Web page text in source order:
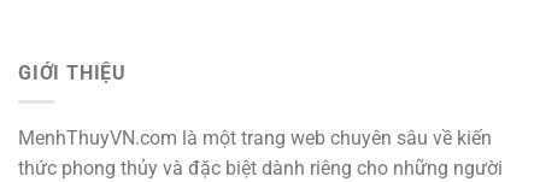
GIỚI THIỆU
MenhThuyVN.com là một trang web chuyên sâu về kiến
thức phong thủy và đặc biệt dành riêng cho những người